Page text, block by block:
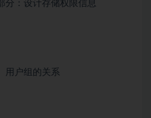
分：设计存储权限信息
用户组的关系